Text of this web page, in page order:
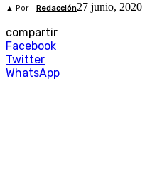
▲ Por Redacción27 junio, 2020
compartir
Facebook
Twitter
WhatsApp